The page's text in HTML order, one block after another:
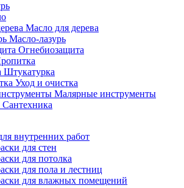
Масло для дерева
Масло-лазурь
Огнебиозащита
Штукатурка
Уход и очистка
Малярные инструменты
Сантехника
внутренних работ
для стен
для потолка
для пола и лестниц
для влажных помещений